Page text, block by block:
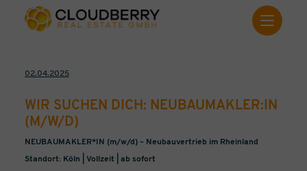
02.04.2025
WIR SUCHEN DICH: NEUBAUMAKLER:IN
(M/W/D)
NEUBAUMAKLER*IN (m/w/d) – Neubauvertrieb im Rheinland
Standort: Köln | Vollzeit | ab sofort